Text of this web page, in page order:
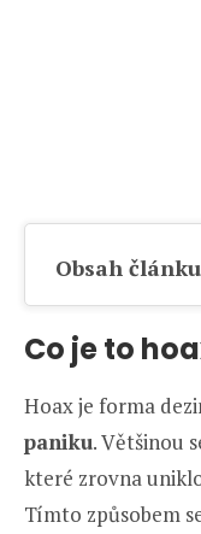
Obsah článku
Co je to
Hoax je forma
paniku. Většinou
které zrovna
Tímto způsobem